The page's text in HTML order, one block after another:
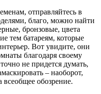
отправляйтесь в
благо, можно найти
бронзовые, цвета
тем батареям, которые
Вот увидите, они
благодаря своему
не придется думать,
– наоборот,
всеобщее обозрение.